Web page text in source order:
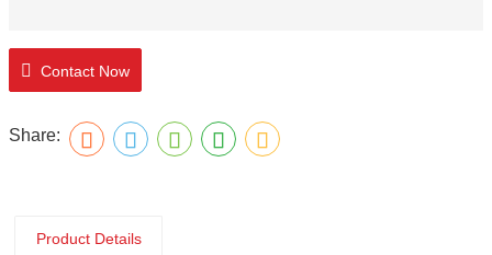
Contact Now
Share:
Product Details